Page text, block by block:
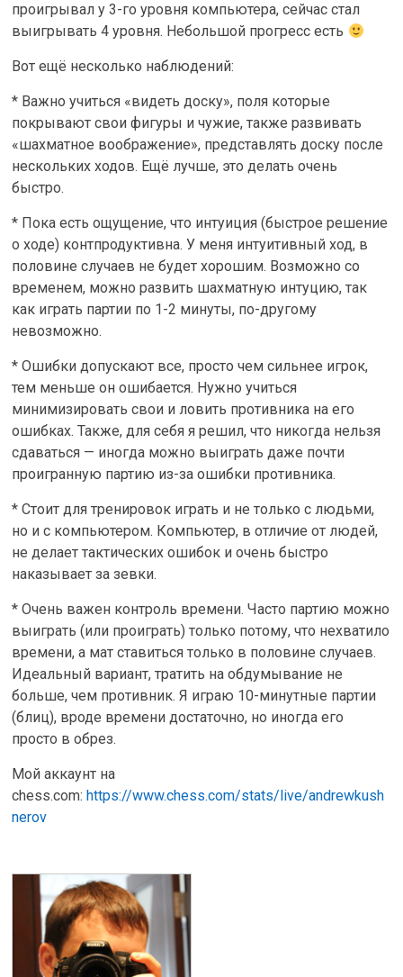
проигрывал у 3-го уровня компьютера, сейчас стал
выигрывать 4 уровня. Небольшой прогресс есть
Вот ещё несколько наблюдений:
* Важно учиться «видеть доску», поля которые
покрывают свои фигуры и чужие, также развивать
«шахматное воображение», представлять доску после
нескольких ходов. Ещё лучше, это делать очень
быстро.
* Пока есть ощущение, что интуиция (быстрое решение
о ходе) контпродуктивна. У меня интуитивный ход, в
половине случаев не будет хорошим. Возможно со
временем, можно развить шахматную интуцию, так
как играть партии по 1-2 минуты, по-другому
невозможно.
* Ошибки допускают все, просто чем сильнее игрок,
тем меньше он ошибается. Нужно учиться
минимизировать свои и ловить противника на его
ошибках. Также, для себя я решил, что никогда нельзя
сдаваться — иногда можно выиграть даже почти
проигранную партию из-за ошибки противника.
* Стоит для тренировок играть и не только с людьми,
но и с компьютером. Компьютер, в отличие от людей,
не делает тактических ошибок и очень быстро
наказывает за зевки.
* Очень важен контроль времени. Часто партию можно
выиграть (или проиграть) только потому, что нехватило
времени, а мат ставиться только в половине случаев.
Идеальный вариант, тратить на обдумывание не
больше, чем противник. Я играю 10-минутные партии
(блиц), вроде времени достаточно, но иногда его
просто в обрез.
Мой аккаунт на
chess.com:https://www.chess.com/stats/live/andrewkush
nerov